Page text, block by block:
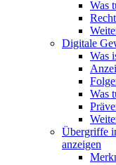
Was
Digitale
Was
Was
Übergriffe
anzeigen